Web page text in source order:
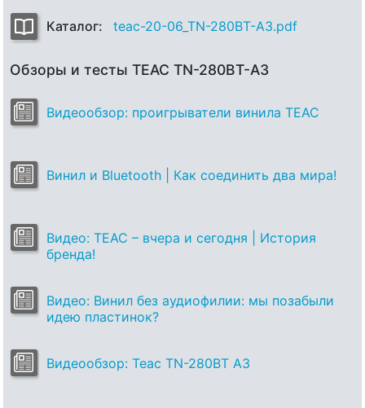
Каталог: teac-20-06_TN-280BT-A3.pdf
Обзоры и тесты TEAC TN-280BT-A3
Видеообзор: проигрыватели винила TEAC
Винил и Bluetooth | Как соединить два мира!
Видео: TEAC – вчера и сегодня | История
бренда!
Видео: Винил без аудиофилии: мы позабыли
идею пластинок?
Видеообзор: Теас TN-280BT A3